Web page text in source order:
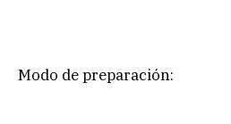
Modo de preparación: